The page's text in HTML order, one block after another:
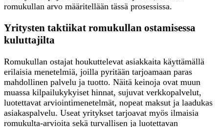
romukullan arvo määritellään tässä prosessissa.
Yritysten taktiikat romukullan ostamisessa
kuluttajilta
Romukullan ostajat houkuttelevat asiakkaita käyttämällä
erilaisia menetelmiä, joilla pyritään tarjoamaan paras
mahdollinen palvelu ja tuotto. Näitä keinoja ovat muun
muassa kilpailukykyiset hinnat, sujuvat verkkopalvelut,
luotettavat arviointimenetelmät, nopeat maksut ja laadukas
asiakaspalvelu. Useat yritykset tarjoavat myös ilmaisia
romukulta-arvioita sekä turvallisen ja luotettavan